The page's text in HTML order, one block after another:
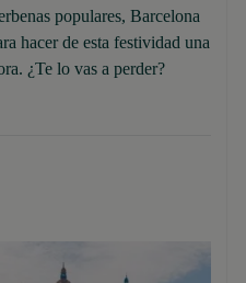
populares, Barcelona
hacer de esta festividad una
¿Te lo vas a perder?